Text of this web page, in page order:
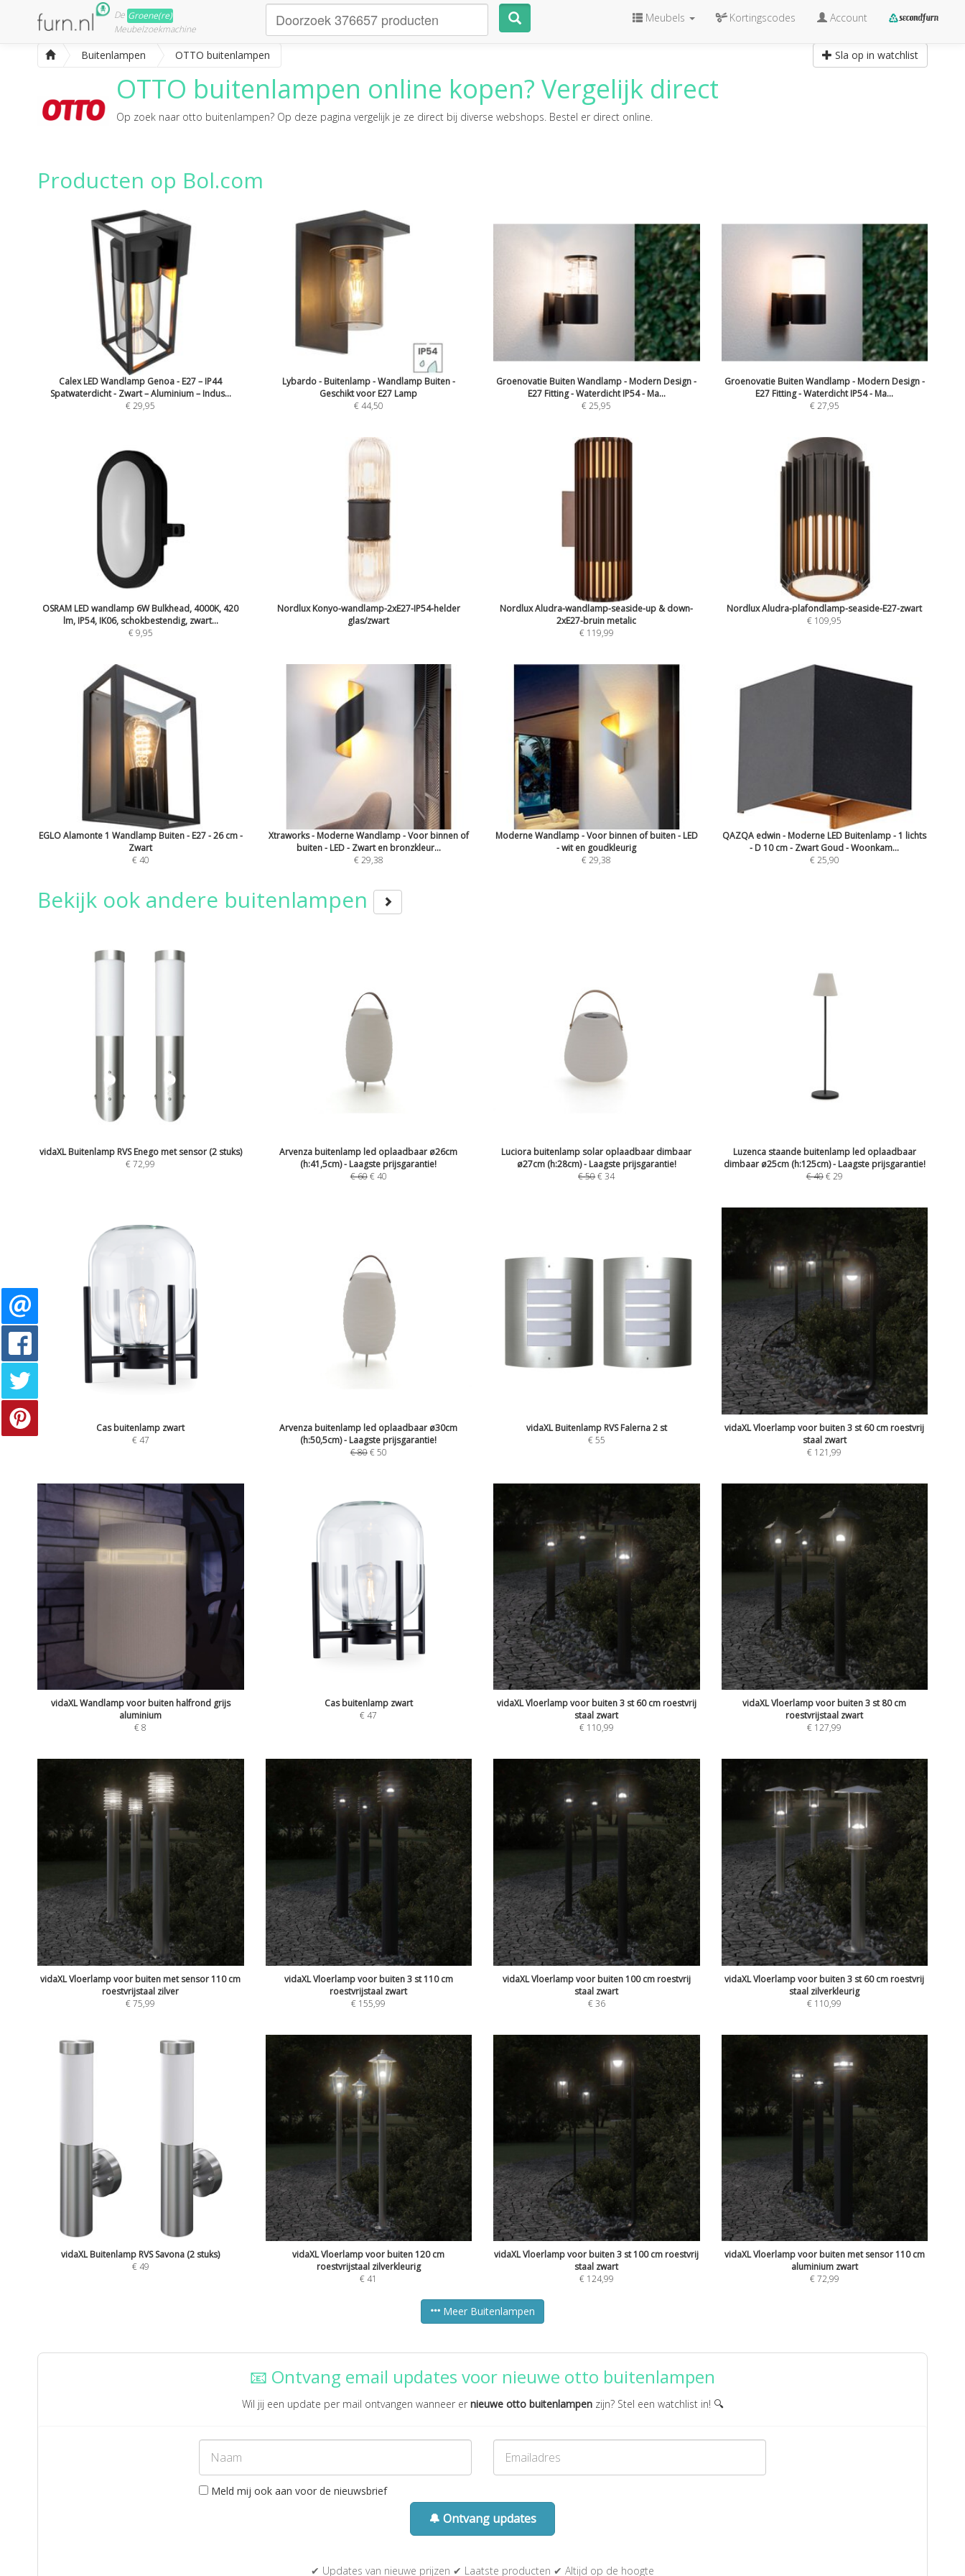
De Groene(re)
Meubelzoekmachine
Meubels Kortingscodes Account
Buitenlampen OTTO buitenlampen Sla op in watchlist
OTTO buitenlampen online kopen? Vergelijk direct
Op zoek naar otto buitenlampen? Op deze pagina vergelijk je ze direct bij diverse webshops. Bestel er direct online.
Producten op Bol.com
Calex LED Wandlamp Genoa - E27 – IP44
Spatwaterdicht - Zwart – Aluminium – Indus...
€ 29,95
Lybardo - Buitenlamp - Wandlamp Buiten -
Geschikt voor E27 Lamp
€ 44,50
Groenovatie Buiten Wandlamp - Modern Design -
E27 Fitting - Waterdicht IP54 - Ma...
€ 25,95
Groenovatie Buiten Wandlamp - Modern Design -
E27 Fitting - Waterdicht IP54 - Ma...
€ 27,95
OSRAM LED wandlamp 6W Bulkhead, 4000K, 420
lm, IP54, IK06, schokbestendig, zwart...
€ 9,95
Nordlux Konyo-wandlamp-2xE27-IP54-helder
glas/zwart
Nordlux Aludra-wandlamp-seaside-up & down-
2xE27-bruin metalic
€ 119,99
Nordlux Aludra-plafondlamp-seaside-E27-zwart
€ 109,95
EGLO Alamonte 1 Wandlamp Buiten - E27 - 26 cm -
Zwart
€ 40
Xtraworks - Moderne Wandlamp - Voor binnen of
buiten - LED - Zwart en bronzkleur...
€ 29,38
Moderne Wandlamp - Voor binnen of buiten - LED
- wit en goudkleurig
€ 29,38
QAZQA edwin - Moderne LED Buitenlamp - 1 lichts
- D 10 cm - Zwart Goud - Woonkam...
€ 25,90
Bekijk ook andere buitenlampen
vidaXL Buitenlamp RVS Enego met sensor (2 stuks)
€72,99
Arvenza buitenlamp led oplaadbaar ø26cm
(h:41,5cm) - Laagste prijsgarantie!
€60€40
Luciora buitenlamp solar oplaadbaar dimbaar
ø27cm (h:28cm) - Laagste prijsgarantie!
€50€34
Luzenca staande buitenlamp led oplaadbaar
dimbaar ø25cm (h:125cm) - Laagste prijsgarantie!
€40€29
Cas buitenlamp zwart
€47
Arvenza buitenlamp led oplaadbaar ø30cm
(h:50,5cm) - Laagste prijsgarantie!
€80€50
vidaXL Buitenlamp RVS Falerna 2 st
€55
vidaXL Vloerlamp voor buiten 3 st 60 cm roestvrij
staal zwart
€ 121,99
vidaXL Wandlamp voor buiten halfrond grijs
aluminium
€8
Cas buitenlamp zwart
€47
vidaXL Vloerlamp voor buiten 3 st 60 cm roestvrij
staal zwart
€ 110,99
vidaXL Vloerlamp voor buiten 3 st 80 cm
roestvrijstaal zwart
€ 127,99
vidaXL Vloerlamp voor buiten met sensor 110 cm
roestvrijstaal zilver
€75,99
vidaXL Vloerlamp voor buiten 3 st 110 cm
roestvrijstaal zwart
€ 155,99
vidaXL Vloerlamp voor buiten 100 cm roestvrij
staal zwart
€36
vidaXL Vloerlamp voor buiten 3 st 60 cm roestvrij
staal zilverkleurig
€ 110,99
vidaXL Buitenlamp RVS Savona (2 stuks)
€49
vidaXL Vloerlamp voor buiten 120 cm
roestvrijstaal zilverkleurig
€41
vidaXL Vloerlamp voor buiten 3 st 100 cm roestvrij
staal zwart
€ 124,99
vidaXL Vloerlamp voor buiten met sensor 110 cm
aluminium zwart
€72,99
Meer Buitenlampen
📧 Ontvang email updates voor nieuwe otto buitenlampen
Wil jij een update per mail ontvangen wanneer er nieuwe otto buitenlampenzijn? Stel een watchlist in! 🔍
Meld mij ook aan voor de nieuwsbrief
🔔 Ontvang updates
✔ Updates van nieuwe prijzen ✔ Laatste producten ✔ Altijd op de hoogte